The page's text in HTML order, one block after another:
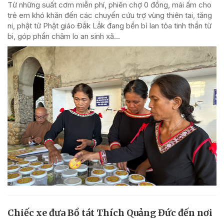
Từ những suất cơm miễn phí, phiên chợ 0 đồng, mái ấm cho
trẻ em khó khăn đến các chuyến cứu trợ vùng thiên tai, tăng
ni, phật tử Phật giáo Đắk Lắk đang bền bỉ lan tỏa tinh thần từ
bi, góp phần chăm lo an sinh xã...
Chiếc xe đưa Bồ tát Thích Quảng Đức đến nơi